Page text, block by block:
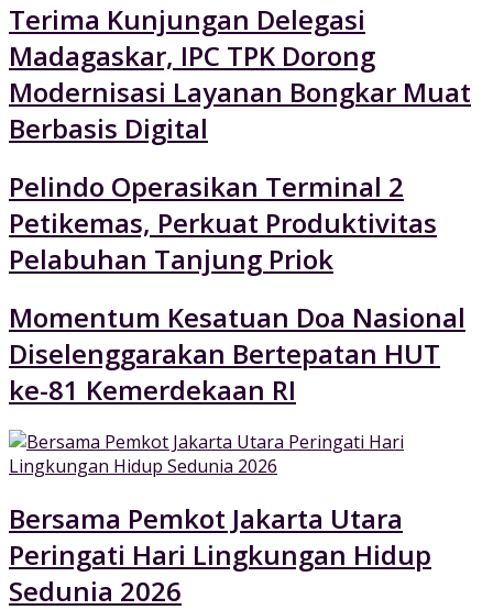
Terima Kunjungan Delegasi
Madagaskar, IPC TPK Dorong
Modernisasi Layanan Bongkar Muat
Berbasis Digital
Pelindo Operasikan Terminal 2
Petikemas, Perkuat Produktivitas
Pelabuhan Tanjung Priok
Momentum Kesatuan Doa Nasional
Diselenggarakan Bertepatan HUT
ke-81 Kemerdekaan RI
Bersama Pemkot Jakarta Utara
Peringati Hari Lingkungan Hidup
Sedunia 2026